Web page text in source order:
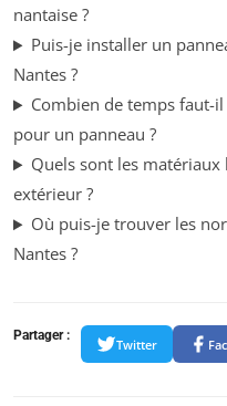
nantaise ?
Puis-je installer un
Nantes ?
Combien de temps faut-
pour un panneau ?
Quels sont les
extérieur ?
Où puis-je trouver les
Nantes ?
Partager :
Twitter